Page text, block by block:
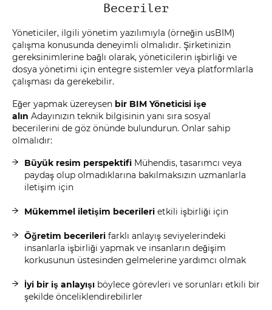
Beceriler
Yöneticiler, ilgili yönetim yazılımıyla (örneğin usBIM)
çalışma konusunda deneyimli olmalıdır. Şirketinizin
gereksinimlerine bağlı olarak, yöneticilerin işbirliği ve
dosya yönetimi için entegre sistemler veya platformlarla
çalışması da gerekebilir.
Eğer yapmak üzereysen bir BIM Yöneticisi işe
alın Adayınızın teknik bilgisinin yanı sıra sosyal
becerilerini de göz önünde bulundurun. Onlar sahip
olmalıdır:
Büyük resim perspektifi Mühendis, tasarımcı veya
paydaş olup olmadıklarına bakılmaksızın uzmanlarla
iletişim için
Mükemmel iletişim becerileri etkili işbirliği için
Öğretim becerileri farklı anlayış seviyelerindeki
insanlarla işbirliği yapmak ve insanların değişim
korkusunun üstesinden gelmelerine yardımcı olmak
İyi bir iş anlayışı böylece görevleri ve sorunları etkili bir
şekilde önceliklendirebilirler